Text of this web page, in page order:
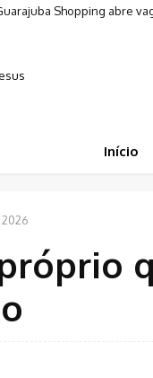
Shopping abre
Início